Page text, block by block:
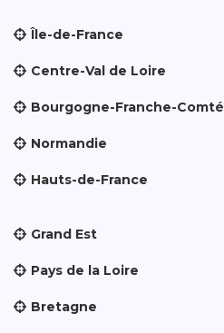
Île-de-France
Centre-Val de Loire
Bourgogne-Franche-Comté
Normandie
Hauts-de-France
Grand Est
Pays de la Loire
Bretagne